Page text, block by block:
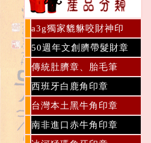
a3g獨家貔貅咬財神印
50週年文創臍帶髮財章
傳統肚臍章、胎毛筆
西班牙白鹿角印章
台灣本土黑牛角印章
南非進口赤牛角印章